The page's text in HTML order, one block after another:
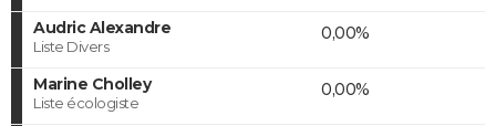
Audric Alexandre
Liste Divers
0,00%
Marine Cholley
Liste écologiste
0,00%